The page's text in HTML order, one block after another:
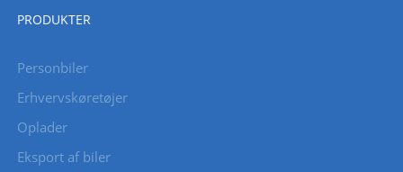
PRODUKTER
Personbiler
Erhvervskøretøjer
Oplader
Eksport af biler